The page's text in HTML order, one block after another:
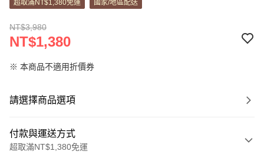
超取滿NT$1,380免運 國家/地區配送
NT$3,980
NT$1,380
※ 本商品不適用折價券
請選擇商品選項
付款與運送方式
超取滿NT$1,380免運